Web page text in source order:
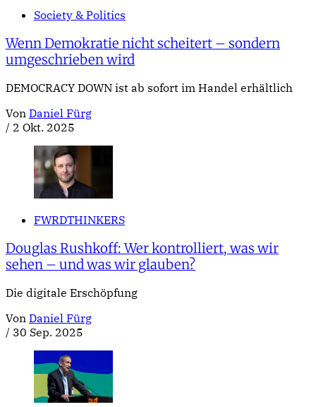
Society & Politics
Wenn Demokratie nicht scheitert – sondern
umgeschrieben wird
DEMOCRACY DOWN ist ab sofort im Handel erhältlich
Von Daniel Fürg
/ 2 Okt. 2025
FWRDTHINKERS
Douglas Rushkoff: Wer kontrolliert, was wir
sehen – und was wir glauben?
Die digitale Erschöpfung
Von Daniel Fürg
/ 30 Sep. 2025